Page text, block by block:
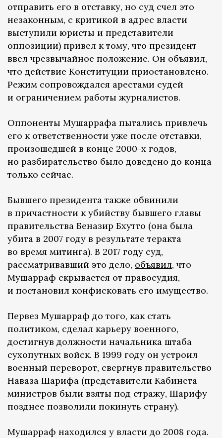
отправить его в отставку, но суд счел это
незаконным, с критикой в адрес власти
выступили юристы и представители
оппозиции) привел к тому, что президент
ввел чрезвычайное положение. Он объявил,
что действие Конституции приостановлено.
Режим сопровождался арестами судей
и ограничением работы журналистов.
Оппоненты Мушаррафа пытались привлечь
его к ответственности уже после отставки,
произошедшей в конце 2000-х годов,
но разбирательство было доведено до конца
только сейчас.
Бывшего президента также обвинили
в причастности к убийству бывшего главы
правительства Беназир Бхутто (она была
убита в 2007 году в результате теракта
во время митинга). В 2017 году суд,
рассматривавший это дело, объявил, что
Мушарраф скрывается от правосудия,
и постановил конфисковать его имущество.
Первез Мушарраф до того, как стать
политиком, сделал карьеру военного,
достигнув должности начальника штаба
сухопутных войск. В 1999 году он устроил
военный переворот, свергнув правительство
Наваза Шарифа (представители Кабинета
министров были взяты под стражу, Шарифу
позднее позволили покинуть страну).
Мушарраф находился у власти до 2008 года.